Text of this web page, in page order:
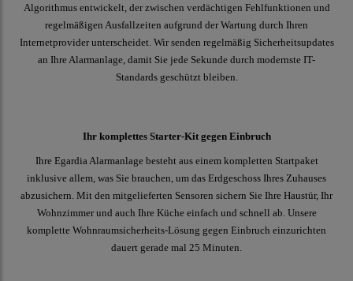
Algorithmus entwickelt, der zwischen verdächtigen Fehlfunktionen und
regelmäßigen Ausfallzeiten aufgrund der Wartung durch Ihren
Internetprovider unterscheidet. Wir senden regelmäßig Sicherheitsupdates
an Ihre Alarmanlage, damit Sie jede Sekunde durch modernste IT-
Standards geschützt bleiben.
Ihr komplettes Starter-Kit gegen Einbruch
Ihre Egardia Alarmanlage besteht aus einem kompletten Startpaket
inklusive allem, was Sie brauchen, um das Erdgeschoss Ihres Zuhauses
abzusichern. Mit den mitgelieferten Sensoren sichern Sie Ihre Haustür, Ihr
Wohnzimmer und auch Ihre Küche einfach und schnell ab. Unsere
komplette Wohnraumsicherheits-Lösung gegen Einbruch einzurichten
dauert gerade mal 25 Minuten.